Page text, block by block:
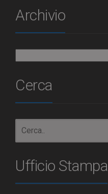
Archivio
Cerca
Ufficio Stampa